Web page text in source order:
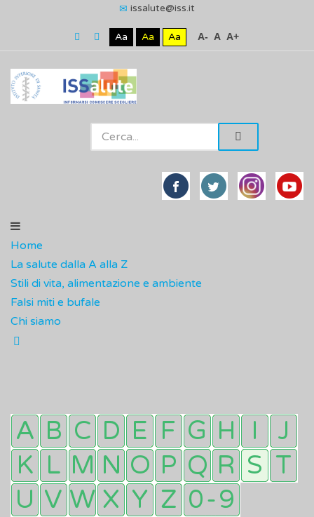
issalute@iss.it
Aa Aa Aa A- A A+
Home
La salute dalla A alla Z
Stili di vita, alimentazione e ambiente
Falsi miti e bufale
Chi siamo